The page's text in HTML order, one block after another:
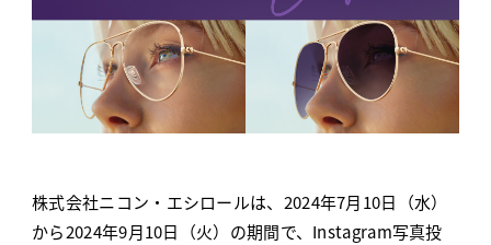
株式会社ニコン
株式会社ニコン・エシロールは、2024年7月10日（水）
から2024年9月10日（火）の期間で、Instagram写真投